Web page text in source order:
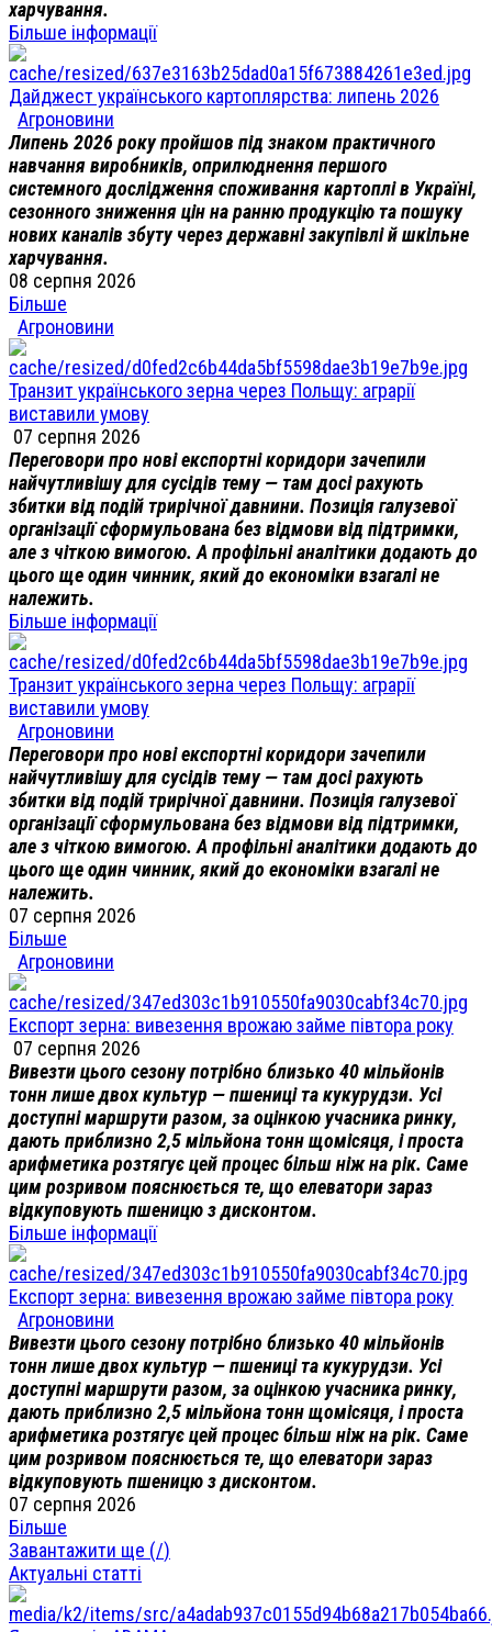
харчування.
Більше інформації
Дайджест українського картоплярства: липень 2026
Агроновини
Липень 2026 року пройшов під знаком практичного
навчання виробників, оприлюднення першого
системного дослідження споживання картоплі в Україні,
сезонного зниження цін на ранню продукцію та пошуку
нових каналів збуту через державні закупівлі й шкільне
харчування.
08 серпня 2026
Більше
Агроновини
Транзит українського зерна через Польщу: аграрії
виставили умову
07 серпня 2026
Переговори про нові експортні коридори зачепили
найчутливішу для сусідів тему — там досі рахують
збитки від подій трирічної давнини. Позиція галузевої
організації сформульована без відмови від підтримки,
але з чіткою вимогою. А профільні аналітики додають до
цього ще один чинник, який до економіки взагалі не
належить.
Більше інформації
Транзит українського зерна через Польщу: аграрії
виставили умову
Агроновини
Переговори про нові експортні коридори зачепили
найчутливішу для сусідів тему — там досі рахують
збитки від подій трирічної давнини. Позиція галузевої
організації сформульована без відмови від підтримки,
але з чіткою вимогою. А профільні аналітики додають до
цього ще один чинник, який до економіки взагалі не
належить.
07 серпня 2026
Більше
Агроновини
Експорт зерна: вивезення врожаю займе півтора року
07 серпня 2026
Вивезти цього сезону потрібно близько 40 мільйонів
тонн лише двох культур — пшениці та кукурудзи. Усі
доступні маршрути разом, за оцінкою учасника ринку,
дають приблизно 2,5 мільйона тонн щомісяця, і проста
арифметика розтягує цей процес більш ніж на рік. Саме
цим розривом пояснюється те, що елеватори зараз
відкуповують пшеницю з дисконтом.
Більше інформації
Експорт зерна: вивезення врожаю займе півтора року
Агроновини
Вивезти цього сезону потрібно близько 40 мільйонів
тонн лише двох культур — пшениці та кукурудзи. Усі
доступні маршрути разом, за оцінкою учасника ринку,
дають приблизно 2,5 мільйона тонн щомісяця, і проста
арифметика розтягує цей процес більш ніж на рік. Саме
цим розривом пояснюється те, що елеватори зараз
відкуповують пшеницю з дисконтом.
07 серпня 2026
Більше
Завантажити ще (/)
Актуальні статті